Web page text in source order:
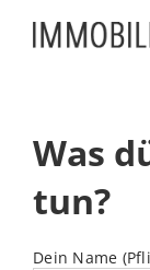
content
Was
tun?
Dein Name